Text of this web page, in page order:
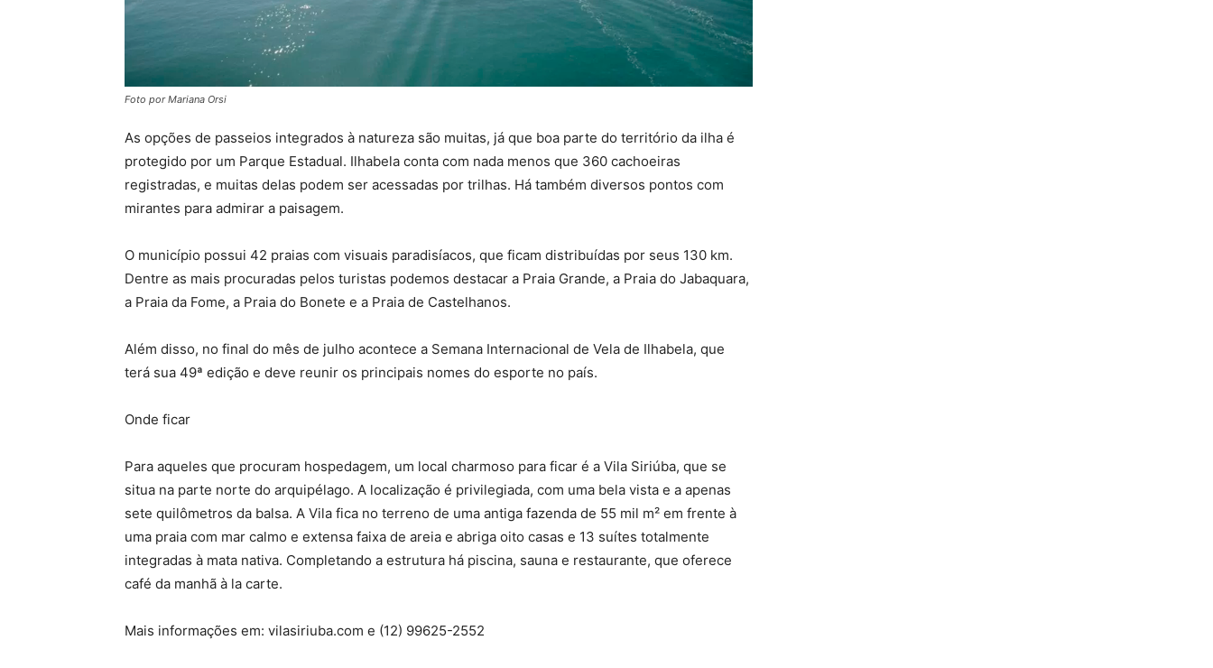
Foto por Mariana Orsi
As opções de passeios integrados à natureza são muitas, já que boa parte do território da ilha é
protegido por um Parque Estadual. Ilhabela conta com nada menos que 360 cachoeiras
registradas, e muitas delas podem ser acessadas por trilhas. Há também diversos pontos com
mirantes para admirar a paisagem.
O município possui 42 praias com visuais paradisíacos, que ficam distribuídas por seus 130 km.
Dentre as mais procuradas pelos turistas podemos destacar a Praia Grande, a Praia do Jabaquara,
a Praia da Fome, a Praia do Bonete e a Praia de Castelhanos.
Além disso, no final do mês de julho acontece a Semana Internacional de Vela de Ilhabela, que
terá sua 49ª edição e deve reunir os principais nomes do esporte no país.
Onde ficar
Para aqueles que procuram hospedagem, um local charmoso para ficar é a Vila Siriúba, que se
situa na parte norte do arquipélago. A localização é privilegiada, com uma bela vista e a apenas
sete quilômetros da balsa. A Vila fica no terreno de uma antiga fazenda de 55 mil m² em frente à
uma praia com mar calmo e extensa faixa de areia e abriga oito casas e 13 suítes totalmente
integradas à mata nativa. Completando a estrutura há piscina, sauna e restaurante, que oferece
café da manhã à la carte.
Mais informações em: vilasiriuba.com e (12) 99625-2552